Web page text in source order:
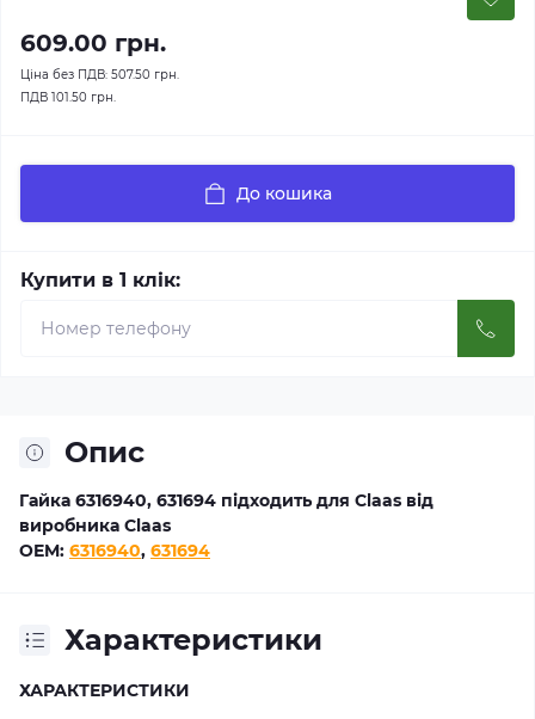
609.00 грн.
Ціна без ПДВ: 507.50 грн.
ПДВ 101.50 грн.
До кошика
Купити в 1 клік:
Опис
Гайка 6316940, 631694 підходить для Claas від
виробника Claas
OEM: 6316940, 631694
Характеристики
ХАРАКТЕРИСТИКИ